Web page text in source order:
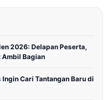
2026: Delapan Peserta,
Ambil Bagian
Cari Tantangan Baru di